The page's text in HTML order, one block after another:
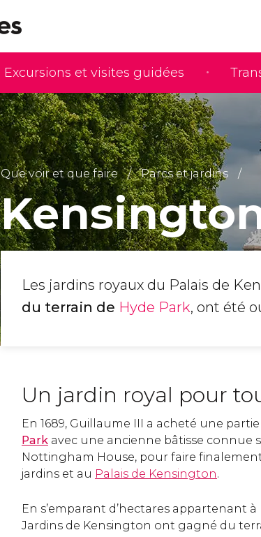
Excursions et visites guidées
Que voir et que faire Parcs et jardins
Les jardins royaux du Palais de
du terrain de Hyde Park, ont été
Un jardin royal pour
En 1689, Guillaume III a acheté une
Park avec une ancienne bâtisse connue
Nottingham House, pour faire
jardins et au Palais de Kensington.
En s’emparant d’hectares appartenant à
Jardins de Kensington ont gagné du